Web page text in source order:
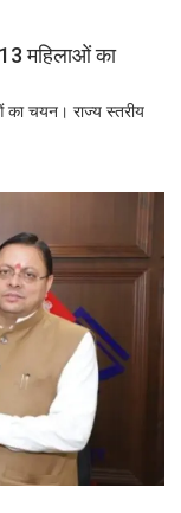
13 महिलाओं का
का चयन। राज्य स्तरीय